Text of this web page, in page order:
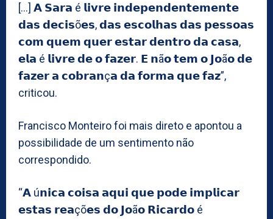
[…] 𝗔 𝗦𝗮𝗿𝗮 é 𝗹𝗶𝘃𝗿𝗲 𝗶𝗻𝗱𝗲𝗽𝗲𝗻𝗱𝗲𝗻𝘁𝗲𝗺𝗲𝗻𝘁𝗲
𝗱𝗮𝘀 𝗱𝗲𝗰𝗶𝘀õ𝗲𝘀, 𝗱𝗮𝘀 𝗲𝘀𝗰𝗼𝗹𝗵𝗮𝘀 𝗱𝗮𝘀 𝗽𝗲𝘀𝘀𝗼𝗮𝘀
𝗰𝗼𝗺 𝗾𝘂𝗲𝗺 𝗾𝘂𝗲𝗿 𝗲𝘀𝘁𝗮𝗿 𝗱𝗲𝗻𝘁𝗿𝗼 𝗱𝗮 𝗰𝗮𝘀𝗮,
𝗲𝗹𝗮 é 𝗹𝗶𝘃𝗿𝗲 𝗱𝗲 𝗼 𝗳𝗮𝘇𝗲𝗿. 𝗘 𝗻ã𝗼 𝘁𝗲𝗺 𝗼 𝗝𝗼ã𝗼 𝗱𝗲
𝗳𝗮𝘇𝗲𝗿 𝗮 𝗰𝗼𝗯𝗿𝗮𝗻ç𝗮 𝗱𝗮 𝗳𝗼𝗿𝗺𝗮 𝗾𝘂𝗲 𝗳𝗮𝘇”,
criticou.
Francisco Monteiro foi mais direto e apontou a
possibilidade de um sentimento não
correspondido.
“𝗔 ú𝗻𝗶𝗰𝗮 𝗰𝗼𝗶𝘀𝗮 𝗮𝗾𝘂𝗶 𝗾𝘂𝗲 𝗽𝗼𝗱𝗲 𝗶𝗺𝗽𝗹𝗶𝗰𝗮𝗿
𝗲𝘀𝘁𝗮𝘀 𝗿𝗲𝗮çõ𝗲𝘀 𝗱𝗼 𝗝𝗼ã𝗼 𝗥𝗶𝗰𝗮𝗿𝗱𝗼 é